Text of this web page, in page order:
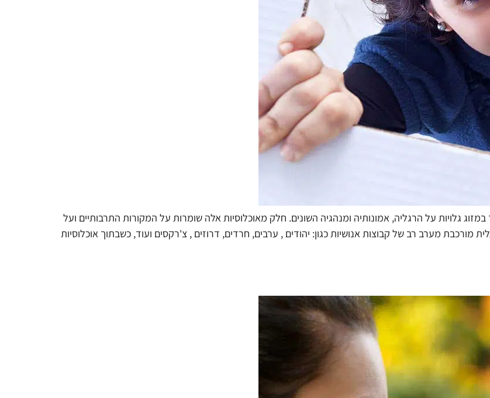
גלויות על הרגליה, אמונותיה ומנהגיה השונים. חלק מאוכלוסיות אלה שומרות על המקורות התרבותיים ועל
מערב רב של קבוצות אנושיות כגון: יהודים , ערבים, חרדים, דרוזים , צ'רקסים ועוד, כשבתוך אוכלוסיות